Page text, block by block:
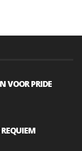
VOOR PRIDE